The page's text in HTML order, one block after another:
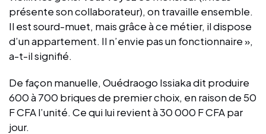
présente son collaborateur), on travaille ensemble.
Il est sourd-muet, mais grâce à ce métier, il dispose
d’un appartement. Il n’envie pas un fonctionnaire »,
a-t-il signifié.
De façon manuelle, Ouédraogo Issiaka dit produire
600 à 700 briques de premier choix, en raison de 50
F CFA l’unité. Ce qui lui revient à 30 000 F CFA par
jour.